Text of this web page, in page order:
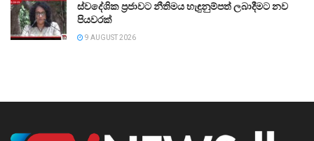
ස්වදේශික ප්‍රජාවට නීතිමය හැඳුනුම්පත් ලබාදීමට නව
පියවරක්
9 AUGUST 2026